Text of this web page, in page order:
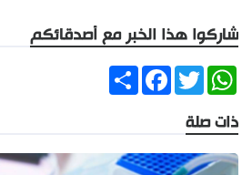
شاركوا هذا الخبر مع أصدقائكم
ShareFacebookTwitter
WhatsApp
ذات صلة